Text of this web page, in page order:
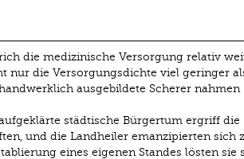
die medizinische Versorgung relativ
nur die Versorgungsdichte viel geringer
ausgebildete Scherer nahmen
städtische Bürgertum ergriff die
und die Landheiler emanzipierten sich
eines eigenen Standes lösten sie